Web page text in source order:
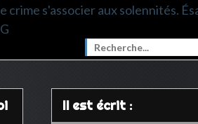
s'associer aux solennités.
Il est écrit :